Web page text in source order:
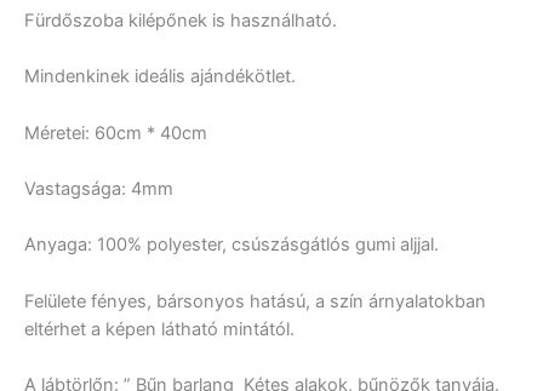
Fürdőszoba kilépőnek is használható.
Mindenkinek ideális ajándékötlet.
Méretei: 60cm * 40cm
Vastagsága: 4mm
Anyaga: 100% polyester, csúszásgátlós gumi aljjal.
Felülete fényes, bársonyos hatású, a szín árnyalatokban
eltérhet a képen látható mintától.
A lábtörlőn: ” Bűn barlang Kétes alakok, bűnözők tanyája.